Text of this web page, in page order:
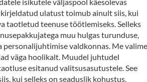
ulatust toimub ainult siis, kui
taotletud teenuse töötlemiseks. Selleks
muu hulgas turunduse,
personalijuhtimise valdkonnas. Me valime
väga hoolikalt. Muudel juhtudel
esitanud valitsusasutustele. See
kui selleks on seaduslik kohustus,